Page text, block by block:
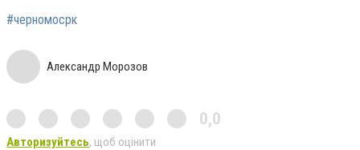
#черномосрк
Александр Морозов
0,0
Авторизуйтесь, щоб оцінити